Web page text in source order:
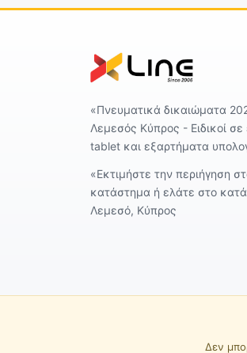
«Πνευματικά δικαιώματα
Λεμεσός Κύπρος - Ειδικοί
tablet και εξαρτήματα
«Εκτιμήστε την περιήγηση
κατάστημα ή ελάτε στο
Λεμεσό, Κύπρος
Δεν